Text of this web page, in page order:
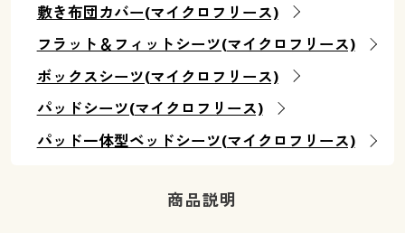
敷き布団カバー(マイクロフリース)
フラット＆フィットシーツ(マイクロフリース)
ボックスシーツ(マイクロフリース)
パッドシーツ(マイクロフリース)
パッド一体型ベッドシーツ(マイクロフリース)
商品説明